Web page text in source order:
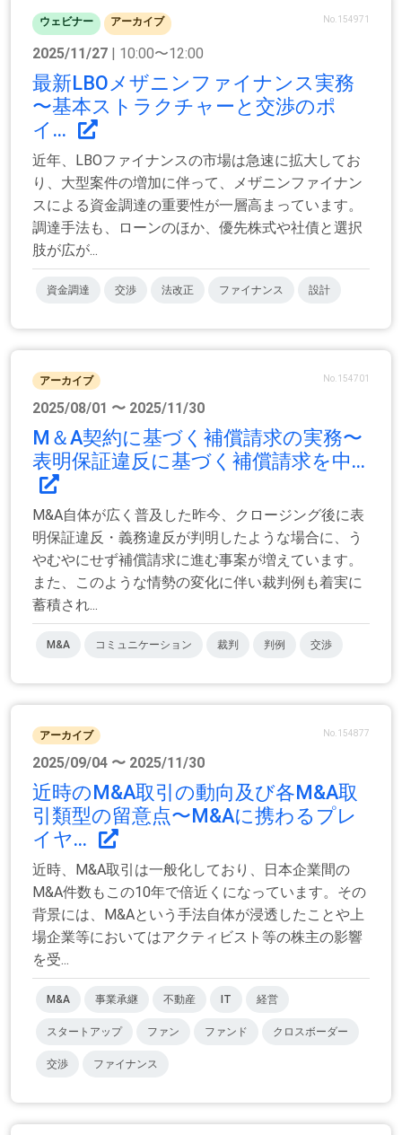
ウェビナー アーカイブ No.154971
2025/11/27 | 10:00〜12:00
最新LBOメザニンファイナンス実務
〜基本ストラクチャーと交渉のポ
イ...
近年、LBOファイナンスの市場は急速に拡大してお
り、大型案件の増加に伴って、メザニンファイナン
スによる資金調達の重要性が一層高まっています。
調達手法も、ローンのほか、優先株式や社債と選択
肢が広が...
資金調達 交渉 法改正 ファイナンス 設計
アーカイブ No.154701
2025/08/01 〜 2025/11/30
M＆A契約に基づく補償請求の実務〜
表明保証違反に基づく補償請求を中...
M&A自体が広く普及した昨今、クロージング後に表
明保証違反・義務違反が判明したような場合に、う
やむやにせず補償請求に進む事案が増えています。
また、このような情勢の変化に伴い裁判例も着実に
蓄積され...
M&A コミュニケーション 裁判 判例 交渉
アーカイブ No.154877
2025/09/04 〜 2025/11/30
近時のM&A取引の動向及び各M&A取
引類型の留意点〜M&Aに携わるプレ
イヤ...
近時、M&A取引は一般化しており、日本企業間の
M&A件数もこの10年で倍近くになっています。その
背景には、M&Aという手法自体が浸透したことや上
場企業等においてはアクティビスト等の株主の影響
を受...
M&A 事業承継 不動産 IT 経営
スタートアップ ファン ファンド クロスボーダー
交渉 ファイナンス